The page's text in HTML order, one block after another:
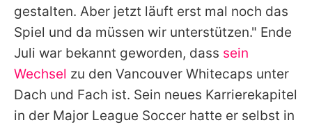
gestalten. Aber jetzt läuft erst mal noch das
Spiel und da müssen wir unterstützen." Ende
Juli war bekannt geworden, dass sein
Wechsel zu den Vancouver Whitecaps unter
Dach und Fach ist. Sein neues Karrierekapitel
in der Major League Soccer hatte er selbst in